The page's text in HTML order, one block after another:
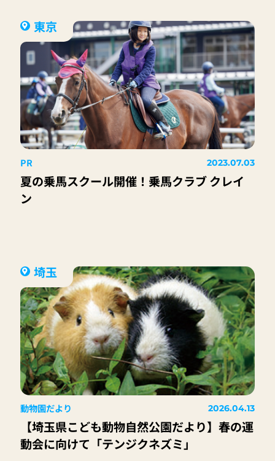
東京
PR 2023.07.03
夏の乗馬スクール開催！乗馬クラブ クレイ
ン
埼玉
動物園だより 2026.04.13
【埼玉県こども動物自然公園だより】春の運
動会に向けて「テンジクネズミ」